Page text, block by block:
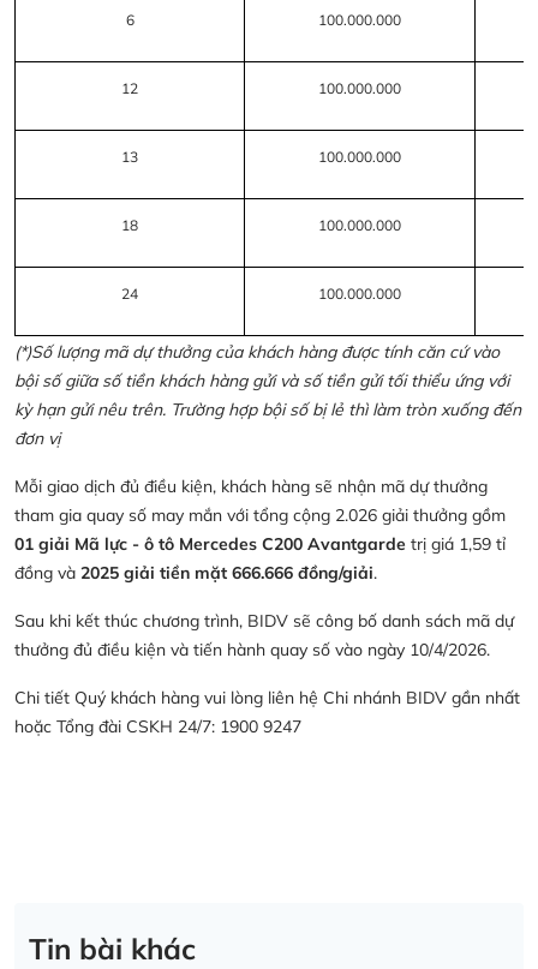
6 100.000.000
12 100.000.000
13 100.000.000
18 100.000.000
24 100.000.000
(*)Số lượng mã dự thưởng của khách hàng được tính căn cứ vào
bội số giữa số tiền khách hàng gửi và số tiền gửi tối thiểu ứng với
kỳ hạn gửi nêu trên. Trường hợp bội số bị lẻ thì làm tròn xuống đến
đơn vị
Mỗi giao dịch đủ điều kiện, khách hàng sẽ nhận mã dự thưởng
tham gia quay số may mắn với tổng cộng 2.026 giải thưởng gồm
01 giải Mã lực - ô tô Mercedes C200 Avantgarde trị giá 1,59 tỉ
đồng và 2025 giải tiền mặt 666.666 đồng/giải.
Sau khi kết thúc chương trình, BIDV sẽ công bố danh sách mã dự
thưởng đủ điều kiện và tiến hành quay số vào ngày 10/4/2026.
Chi tiết Quý khách hàng vui lòng liên hệ Chi nhánh BIDV gần nhất
hoặc Tổng đài CSKH 24/7: 1900 9247
Tin bài khác